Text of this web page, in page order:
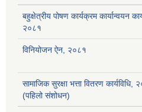
बहुक्षेत्रीय पोषण कार्यक्रम कार्यान्वयन
२०८१
विनियोजन ऐन, २०८१
सामाजिक सुरक्षा भत्ता वितरण कार्यविधि,
(पहिलो संशोधन)